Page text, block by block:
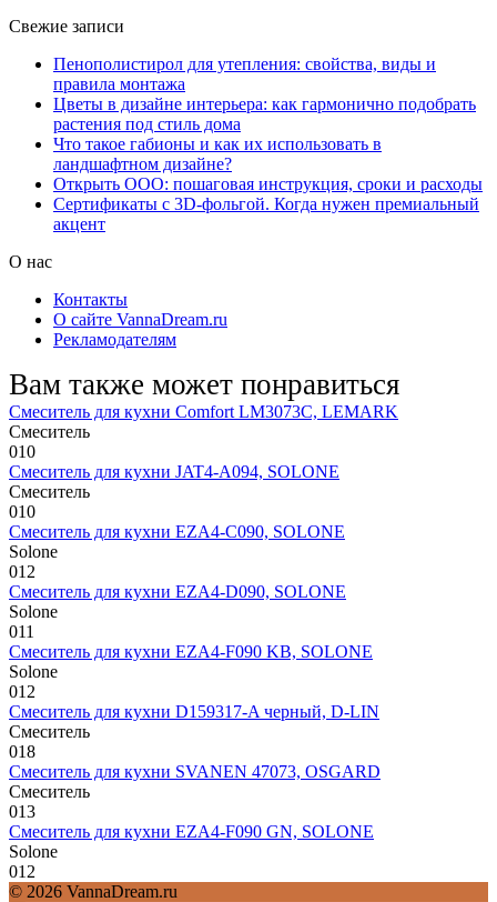
Свежие записи
Пенополистирол для утепления: свойства, виды и
правила монтажа
Цветы в дизайне интерьера: как гармонично подобрать
растения под стиль дома
Что такое габионы и как их использовать в
ландшафтном дизайне?
Открыть ООО: пошаговая инструкция, сроки и расходы
Сертификаты с 3D-фольгой. Когда нужен премиальный
акцент
О нас
Контакты
О сайте VannaDream.ru
Рекламодателям
Вам также может понравиться
Смеситель для кухни Comfort LM3073C, LEMARK
Смеситель
010
Смеситель для кухни JAT4-A094, SOLONE
Смеситель
010
Смеситель для кухни EZA4-C090, SOLONE
Solone
012
Смеситель для кухни EZA4-D090, SOLONE
Solone
011
Смеситель для кухни EZA4-F090 KB, SOLONE
Solone
012
Смеситель для кухни D159317-A черный, D-LIN
Смеситель
018
Смеситель для кухни SVANEN 47073, OSGARD
Смеситель
013
Смеситель для кухни EZA4-F090 GN, SOLONE
Solone
012
© 2026 VannaDream.ru